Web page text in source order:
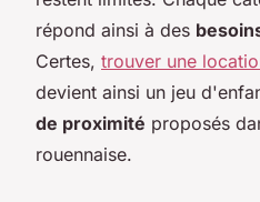
répond ainsi à des
Certes, trouver une
devient ainsi un jeu
de proximité proposés
rouennaise.